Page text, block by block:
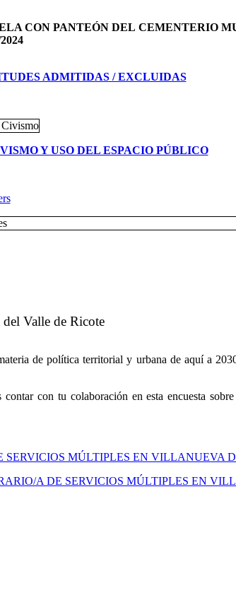
CON PANTEÓN DEL CEMENTERIO
ADMITIDAS / EXCLUIDAS
Y USO DEL ESPACIO PÚBLICO
Valle de Ricote
de política territorial y urbana de aquí a
con tu colaboración en esta encuesta
MÚLTIPLES EN VILLANUEVA
A DE SERVICIOS MÚLTIPLES EN